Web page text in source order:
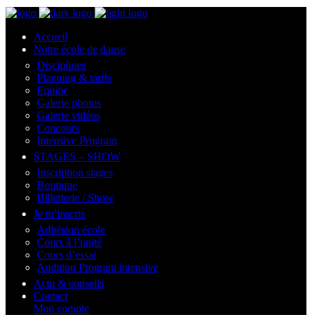
Accueil
Notre école de danse
Disciplines
Planning & tarifs
Equipe
Galerie photos
Galerie vidéos
Concours
Intensive Program
STAGES – SHOW
Inscription stages
Boutique
Billetterie / Show
Je m’inscris
Adhésion école
Cours à l’unité
Cours d’essai
Audition Program intensive
Actu & conseils
Contact
Mon compte